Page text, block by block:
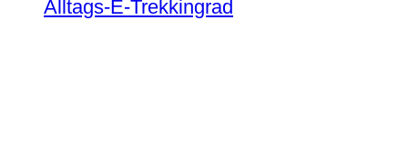
Alltags-E-Trekkingrad